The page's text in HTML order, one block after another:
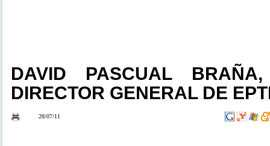
DAVID PASCUAL BRAÑA,
DIRECTOR GENERAL DE
28/07/11